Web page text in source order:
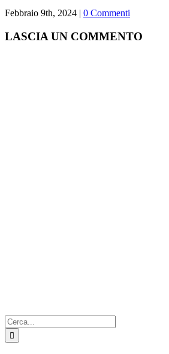
Febbraio 9th, 2024 | 0 Commenti
LASCIA UN COMMENTO
Cerca
per: